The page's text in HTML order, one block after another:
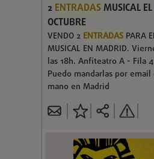
2 ENTRADASMUSICAL EL
OCTUBRE
VENDO 2 ENTRADASPARA
MUSICAL EN MADRID.
las 18h. Anfiteatro A - Fila
Puedo mandarlas por
mano en Madrid